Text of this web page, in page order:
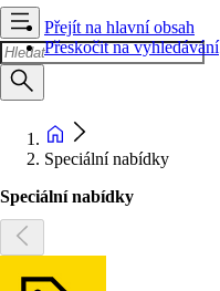
Přejít na hlavní obsah
Přeskočit na vyhledávání
Speciální nabídky
Speciální nabídky